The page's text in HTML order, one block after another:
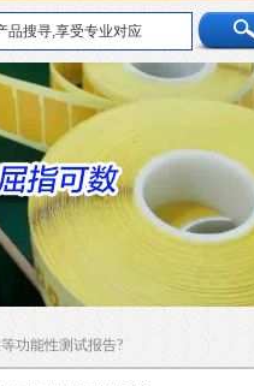
功能性测试报告?